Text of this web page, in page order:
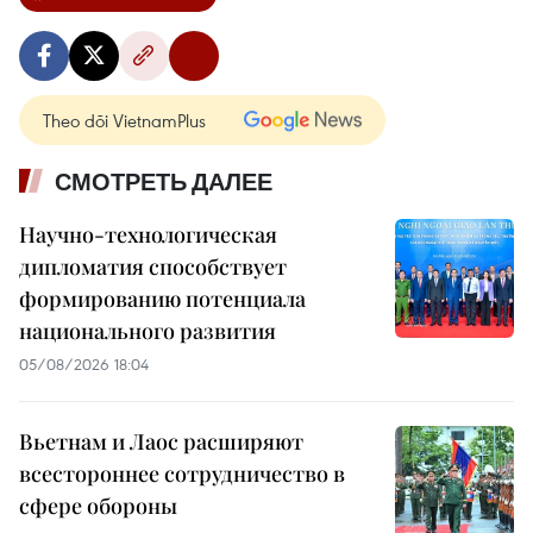
Theo dõi VietnamPlus
СМОТРЕТЬ ДАЛЕЕ
Научно-технологическая
дипломатия способствует
формированию потенциала
национального развития
05/08/2026 18:04
Вьетнам и Лаос расширяют
всестороннее сотрудничество в
сфере обороны